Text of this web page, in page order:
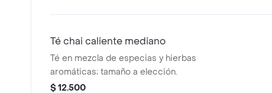
Té chai caliente mediano
Té en mezcla de especias y hierbas
aromáticas; tamaño a elección.
$ 12.500